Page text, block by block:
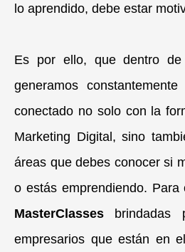
lo aprendido, debe estar
Es por ello, que dentro de
generamos
conectado no solo con la
Marketing Digital, sino
áreas que debes conocer si
o estás emprendiendo.
MasterClasses brindadas
empresarios que están en